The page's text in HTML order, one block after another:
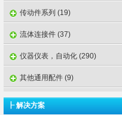
传动件系列 (19)
流体连接件 (37)
仪器仪表，自动化 (290)
其他通用配件 (9)
┠ 解决方案